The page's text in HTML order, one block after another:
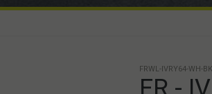
FRWL-IVRY64-WH-BK